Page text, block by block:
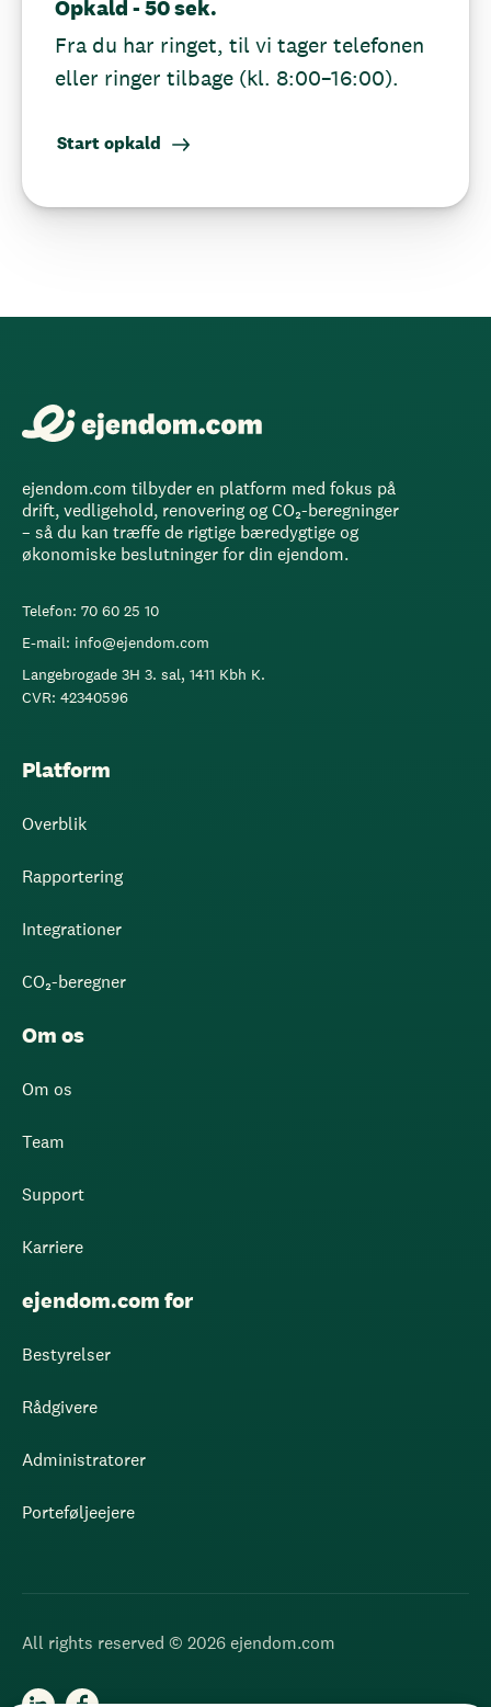
Opkald - 50 sek.
Fra du har ringet, til vi tager telefonen
eller ringer tilbage (kl. 8:00–16:00).
Start opkald
ejendom.com tilbyder en platform med fokus på
drift, vedligehold, renovering og CO₂-beregninger
– så du kan træffe de rigtige bæredygtige og
økonomiske beslutninger for din ejendom.
Telefon: 70 60 25 10
E-mail: info@ejendom.com
Langebrogade 3H 3. sal, 1411 Kbh K.
CVR: 42340596
Platform
Overblik
Rapportering
Integrationer
CO₂-beregner
Om os
Om os
Team
Support
Karriere
ejendom.com for
Bestyrelser
Rådgivere
Administratorer
Porteføljeejere
All rights reserved © 2026 ejendom.com